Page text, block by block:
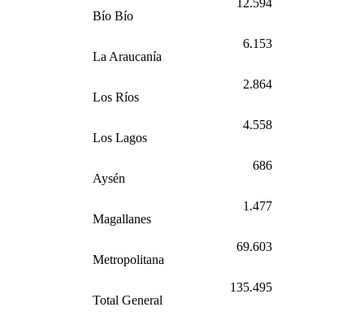
Bío Bío
12.594
La Araucanía
6.153
Los Ríos
2.864
Los Lagos
4.558
Aysén
686
Magallanes
1.477
Metropolitana
69.603
Total General
135.495